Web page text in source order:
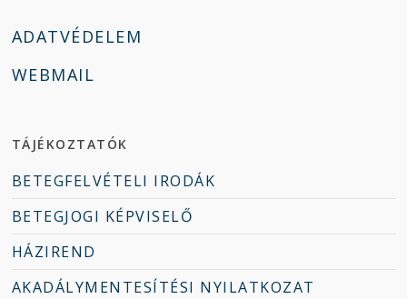
ADATVÉDELEM
WEBMAIL
TÁJÉKOZTATÓK
BETEGFELVÉTELI IRODÁK
BETEGJOGI KÉPVISELŐ
HÁZIREND
AKADÁLYMENTESÍTÉSI NYILATKOZAT